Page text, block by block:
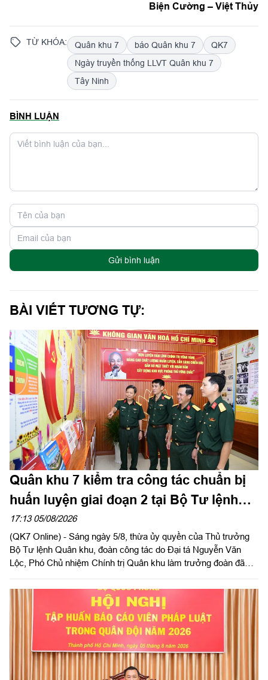
Biện Cường – Việt Thủy
TỪ KHÓA: Quân khu 7 báo Quân khu 7
QK7
Ngày truyền thống LLVT Quân khu 7
Tây Ninh
BÌNH LUẬN
Gửi bình luận
BÀI VIẾT TƯƠNG TỰ:
Quân khu 7 kiểm tra công tác chuẩn bị
huấn luyện giai đoạn 2 tại Bộ Tư lệnh
Thành phố Hồ Chí Minh
17:13 05/08/2026
(QK7 Online) - Sáng ngày 5/8, thừa ủy quyền của Thủ trưởng
Bộ Tư lệnh Quân khu, đoàn công tác do Đại tá Nguyễn Văn
Lộc, Phó Chủ nhiệm Chính trị Quân khu làm trưởng đoàn đã
năm 2026 tại Trung đoàn Minh Đạm và Ban Chỉ huy Quân sự
(CHQS) phường Tam Long (Bộ Tư lệnh TP Hồ Chí Minh).